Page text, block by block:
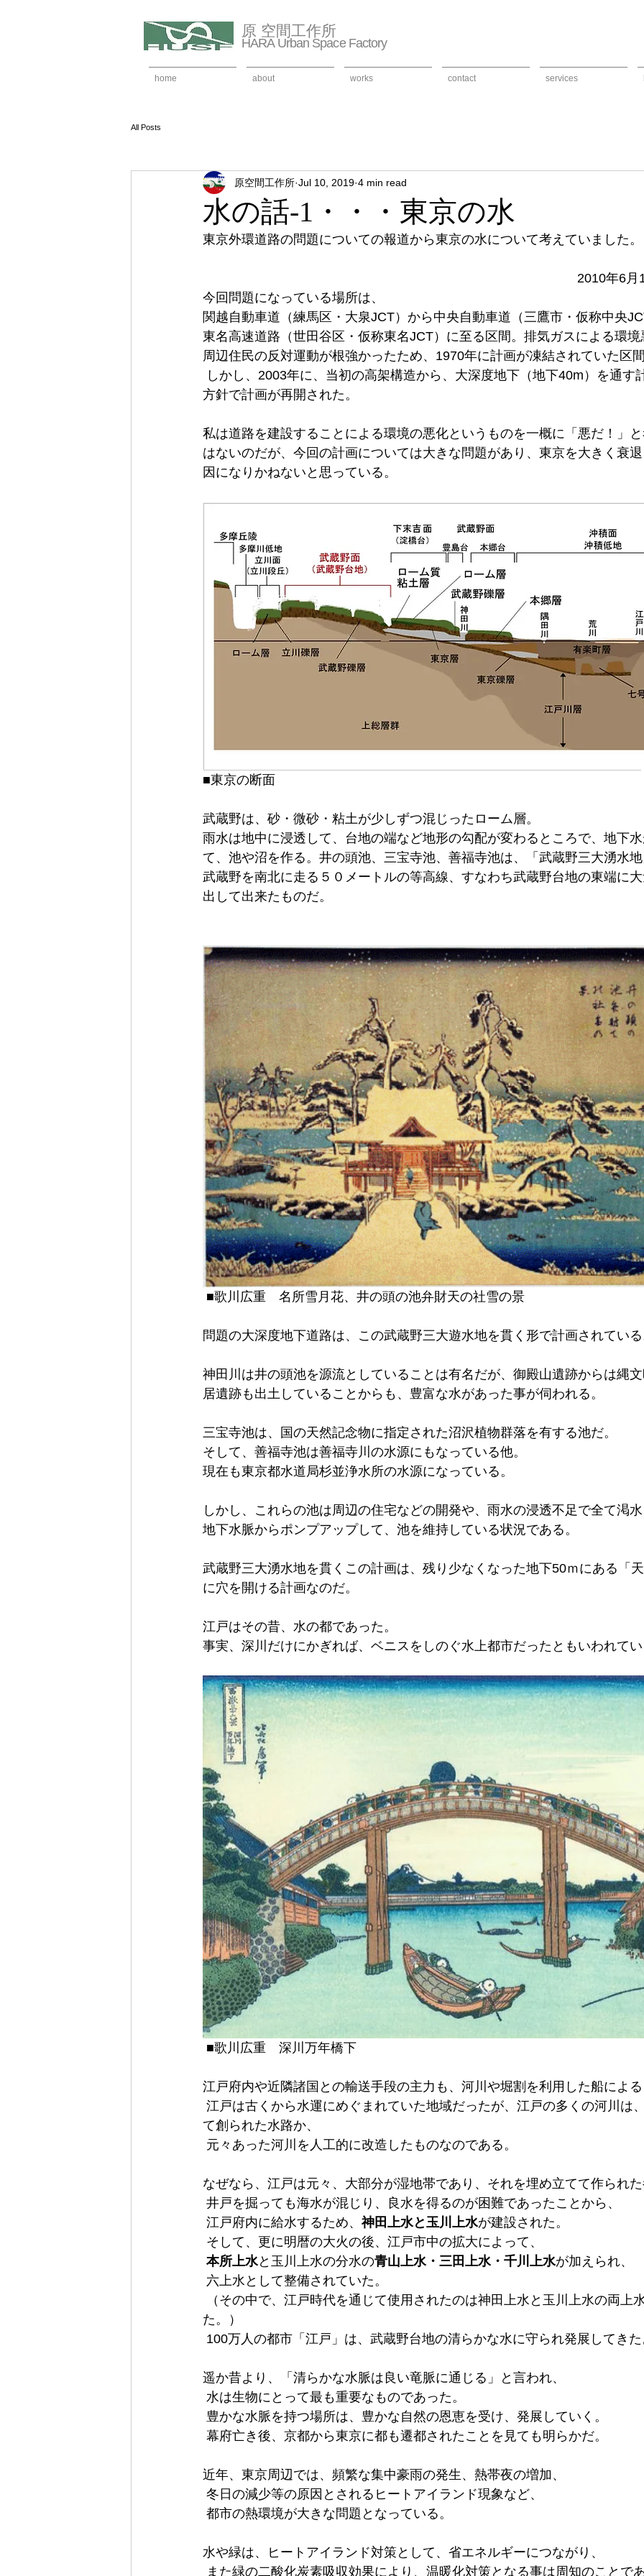
原 空間工作所
HARA Urban Space Factory
home about works contact services
All Posts
水の話-1・・・東京の水
原空間工作所 Jul 10, 2019 4 min read
東京外環道路の問題についての報道から東京の水について考えていました。
2010年6
今回問題になっている場所は、
関越自動車道（練馬区・大泉JCT）から中央自動車道（三鷹市・仮称中央
東名高速道路（世田谷区・仮称東名JCT）に至る区間。排気ガスによる環
周辺住民の反対運動が根強かったため、1970年に計画が凍結されていた区
方針で計画が再開された。
私は道路を建設することによる環境の悪化というものを一概に「悪だ！」
はないのだが、今回の計画については大きな問題があり、東京を大きく衰
因になりかねないと思っている。
■東京の断面
武蔵野は、砂・微砂・粘土が少しずつ混じったローム層。
雨水は地中に浸透して、台地の端など地形の勾配が変わるところで、地下
て、池や沼を作る。井の頭池、三宝寺池、善福寺池は、「武蔵野三大湧水
武蔵野を南北に走る５０メートルの等高線、すなわち武蔵野台地の東端に
出して出来たものだ。
■歌川広重　名所雪月花、井の頭の池弁財天の社雪の景
問題の大深度地下道路は、この武蔵野三大遊水地を貫く形で計画されてい
神田川は井の頭池を源流としていることは有名だが、御殿山遺跡からは縄
居遺跡も出土していることからも、豊富な水があった事が伺われる。
三宝寺池は、国の天然記念物に指定された沼沢植物群落を有する池だ。
そして、善福寺池は善福寺川の水源にもなっている他。
現在も東京都水道局杉並浄水所の水源になっている。
しかし、これらの池は周辺の住宅などの開発や、雨水の浸透不足で全て渇
地下水脈からポンプアップして、池を維持している状況である。
武蔵野三大湧水地を貫くこの計画は、残り少なくなった地下50ｍにある「
に穴を開ける計画なのだ。
江戸はその昔、水の都であった。
事実、深川だけにかぎれば、ベニスをしのぐ水上都市だったともいわれて
■歌川広重　深川万年橋下
江戸府内や近隣諸国との輸送手段の主力も、河川や堀割を利用した船によ
て創られた水路か、
元々あった河川を人工的に改造したものなのである。
なぜなら、江戸は元々、大部分が湿地帯であり、それを埋め立てて作られ
井戸を掘っても海水が混じり、良水を得るのが困難であったことから、
江戸府内に給水するため、 神田上水と玉川上水が建設された。
そして、更に明暦の大火の後、江戸市中の拡大によって、
本所上水と玉川上水の分水の青山上水・三田上水・千川上水が加えられ、
六上水として整備されていた。
た。）
100万人の都市「江戸」は、武蔵野台地の清らかな水に守られ発展してき
遥か昔より、「清らかな水脈は良い竜脈に通じる」と言われ、
水は生物にとって最も重要なものであった。
豊かな水脈を持つ場所は、豊かな自然の恩恵を受け、発展していく。
幕府亡き後、京都から東京に都も遷都されたことを見ても明らかだ。
近年、東京周辺では、頻繁な集中豪雨の発生、熱帯夜の増加、
冬日の減少等の原因とされるヒートアイランド現象など、
都市の熱環境が大きな問題となっている。
水や緑は、ヒートアイランド対策として、省エネルギーにつながり、
また緑の二酸化炭素吸収効果により、温暖化対策となる事は周知のことで